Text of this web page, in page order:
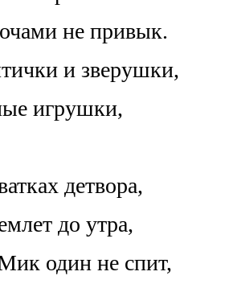
не привык.
и зверушки,
игрушки,
детвора,
до утра,
один не спит,